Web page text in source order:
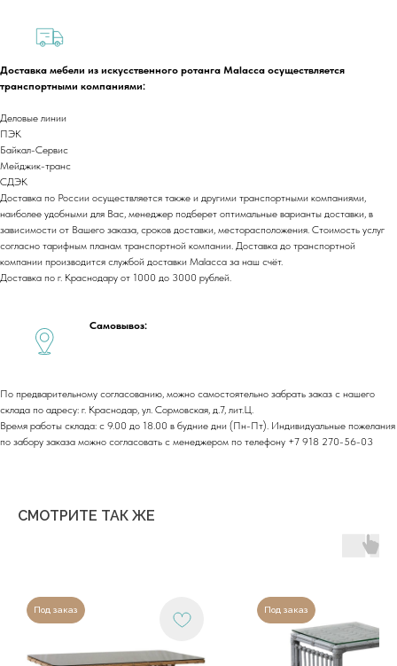
Доставка мебели из искусственного ротанга Malacca осуществляется
транспортными компаниями:
Деловые линии
ПЭК
Байкал-Сервис
Мейджик-транс
СДЭК
Доставка по России осуществляется также и другими транспортными компаниями,
наиболее удобными для Вас, менеджер подберет оптимальные варианты доставки, в
зависимости от Вашего заказа, сроков доставки, месторасположения. Стоимость услуг
согласно тарифным планам транспортной компании. Доставка до транспортной
компании производится службой доставки Malacca за наш счёт.
Доставка по г. Краснодару от 1000 до 3000 рублей.
Самовывоз:
По предварительному согласованию, можно самостоятельно забрать заказ с нашего
склада по адресу: г. Краснодар, ул. Сормовская, д.7, лит.Ц.
Время работы склада: с 9.00 до 18.00 в будние дни (Пн-Пт). Индивидуальные пожелания
по забору заказа можно согласовать с менеджером по телефону +7 918 270-56-03
СМОТРИТЕ ТАК ЖЕ
Под заказ Под заказ
О компании
Cогласие на обработку персональных данных
Политика обработки персональных данных
Договор оферты
ООО «Малакка
Гостеприимство»
office@malacca.ru
Каталог
Портфолио
Юридический адрес:
+7 (918) 270-56-03
Фактические адреса:
г. Краснодар,
Moсковская обл.,г.о. Истра, д.Покровское,
ул. Центральная, здание 33